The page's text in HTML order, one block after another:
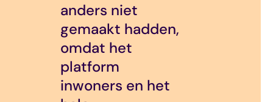
effectieve
samenwerking
waar iedereen
met een hart
voor de stad
anders niet
gemaakt hadden,
omdat het
platform
inwoners en het
combineren burenhulp
en warme bemiddeling
met een
vrijwilligersvacaturebank
zodat er voor iedereen